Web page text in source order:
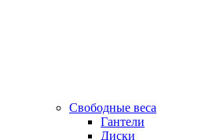
Свободные веса
Гантели
Диски